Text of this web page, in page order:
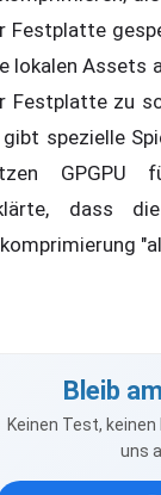
Festplatte
lokalen Assets
Festplatte zu
spezielle
GPGPU
dass die
Bleib
Keinen Test,
uns